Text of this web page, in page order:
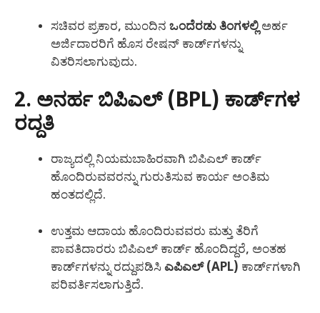
ಸಚಿವರ ಪ್ರಕಾರ, ಮುಂದಿನ ಒಂದೆರಡು ತಿಂಗಳಲ್ಲಿಅರ್ಹ
ಅರ್ಜಿದಾರರಿಗೆ ಹೊಸ ರೇಷನ್ ಕಾರ್ಡ್‌ಗಳನ್ನು
ವಿತರಿಸಲಾಗುವುದು.
2. ಅನರ್ಹ ಬಿಪಿಎಲ್ (BPL) ಕಾರ್ಡ್‌ಗಳ
ರದ್ದತಿ
ರಾಜ್ಯದಲ್ಲಿ ನಿಯಮಬಾಹಿರವಾಗಿ ಬಿಪಿಎಲ್ ಕಾರ್ಡ್
ಹೊಂದಿರುವವರನ್ನು ಗುರುತಿಸುವ ಕಾರ್ಯ ಅಂತಿಮ
ಹಂತದಲ್ಲಿದೆ.
ಉತ್ತಮ ಆದಾಯ ಹೊಂದಿರುವವರು ಮತ್ತು ತೆರಿಗೆ
ಪಾವತಿದಾರರು ಬಿಪಿಎಲ್ ಕಾರ್ಡ್ ಹೊಂದಿದ್ದರೆ, ಅಂತಹ
ಕಾರ್ಡ್‌ಗಳನ್ನು ರದ್ದುಪಡಿಸಿಎಪಿಎಲ್ (APL) ಕಾರ್ಡ್‌ಗಳಾಗಿ
ಪರಿವರ್ತಿಸಲಾಗುತ್ತಿದೆ.